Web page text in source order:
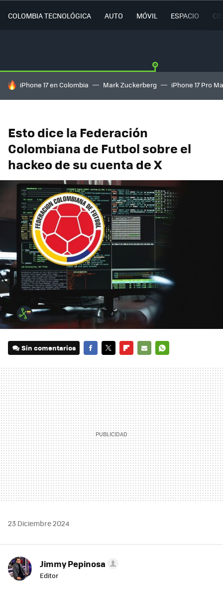
COLOMBIA TECNOLÓGICA AUTO MÓVIL ESPACIO
HOY SE HABLA DE
iPhone 17 en Colombia Mark Zuckerberg iPhone 17 Pro
Esto dice la Federación
Colombiana de Futbol sobre el
hackeo de su cuenta de X
Sin comentarios
MAIL
23 Diciembre 2024
Jimmy Pepinosa
Editor